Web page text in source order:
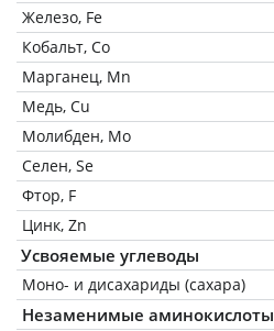
Железо, Fe
Кобальт, Co
Марганец, Mn
Медь, Cu
Молибден, Mo
Селен, Se
Фтор, F
Цинк, Zn
Усвояемые углеводы
Моно- и дисахариды (сахара)
Незаменимые аминокислоты